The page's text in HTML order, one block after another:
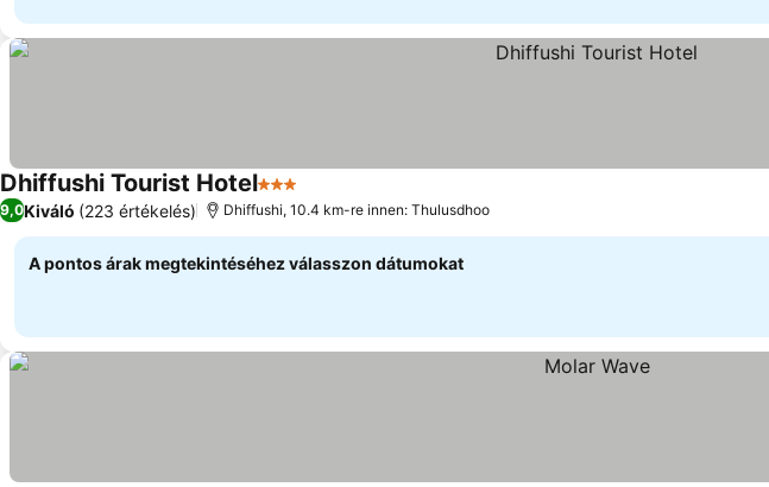
Dhiffushi Tourist Hotel3 Kategória
9,0Kiváló (223 értékelés) Dhiffushi, 10.4 km-re innen: Thulusdhoo
A pontos árak megtekintéséhez válasszon dátumokat